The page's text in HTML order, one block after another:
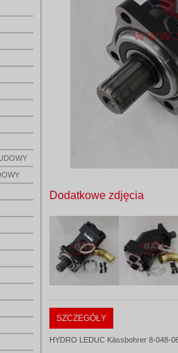
Dodatkowe zdjęcia
SZCZEGÓŁY
HYDRO LEDUC Kässbohrer 8-048-